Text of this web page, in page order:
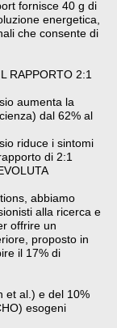
fornisce 40 g di
energetica,
che consente di
RAPPORTO 2:1
aumenta la
dal 62% al
riduce i sintomi
di 2:1
abbiamo
alla ricerca e
offrire un
proposto in
il 17% di
et al.) e del 10%
esogeni